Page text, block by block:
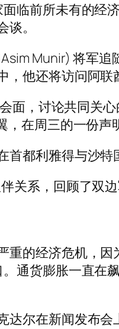
临前所未有的经
。
Asim Munir) 将
他还将访问阿联
面，讨论共同关
在周三的一份声
都利雅得与沙特
关系，回顾了双
重的经济危机，
通货膨胀一直在
尔在新闻发布